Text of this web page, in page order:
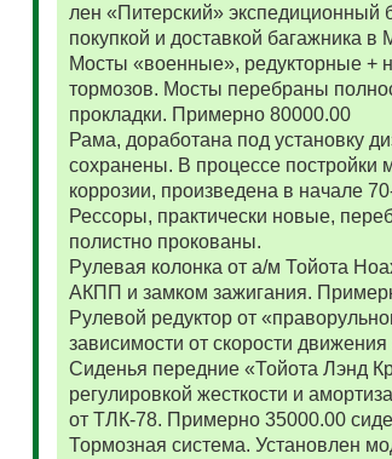
лен «Питерский»
покупкой и доставкой багажника в
Мосты «военные», редукторные +
тормозов. Мосты перебраны
прокладки. Примерно 80000.00
Рама, доработана под установку
сохранены. В процессе постройки
коррозии, произведена в начале
Рессоры, практически новые,
полистно прокованы.
Рулевая колонка от а/м Тойота
АКПП и замком зажигания.
Рулевой редуктор от
зависимости от скорости
Сиденья передние «Тойота Лэнд
регулировкой жесткости и
от ТЛК-78. Примерно 35000.00
Тормозная система. Установлен